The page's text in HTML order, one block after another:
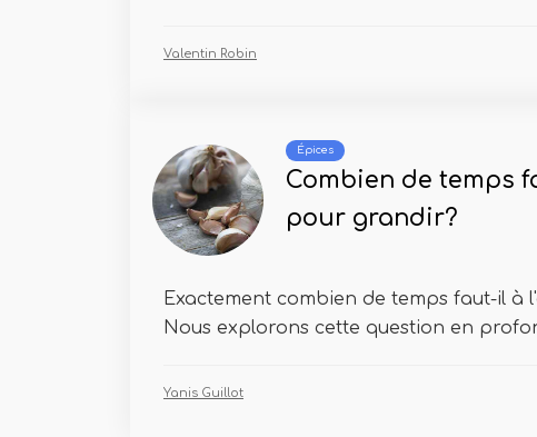
Valentin Robin
Épices
Combien de temps
pour grandir?
Exactement combien de temps faut-il à
Nous explorons cette question en
Yanis Guillot